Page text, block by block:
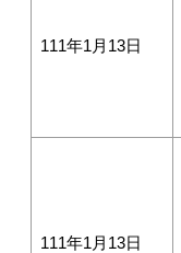
111年1月13日
111年1月13日